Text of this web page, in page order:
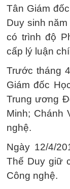
Tân Giám
Duy sinh
có trình độ
cấp lý luận
Trước tháng
Giám đốc
Trung ương
Minh; Chánh
nghệ.
Ngày 12/4/
Thế Duy giữ
Công nghệ.